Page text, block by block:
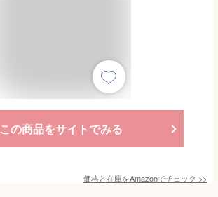
この商品をサイトでみる
価格と在庫をAmazonでチェック >>